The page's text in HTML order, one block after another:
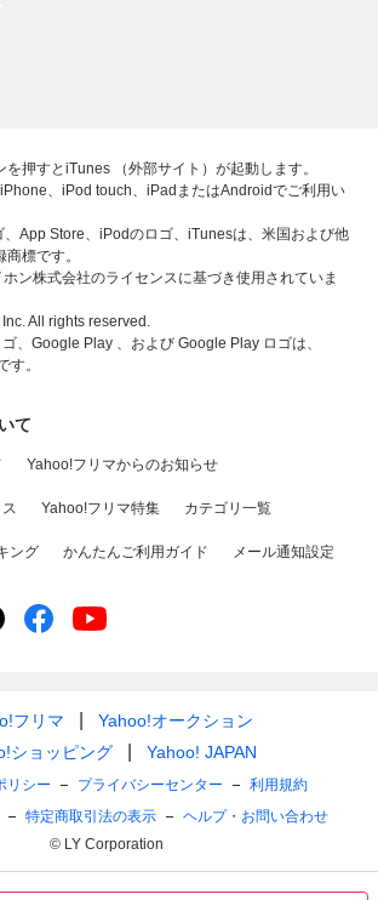
を押すとiTunes （外部サイト）が起動します。
iPhone、iPod touch、iPadまたはAndroidでご利用い
、App Store、iPodのロゴ、iTunesは、米国および他
標です。
ン株式会社のライセンスに基づき使用されていま
All rights reserved.
、Google Play 、および Google Play ロゴは、
す。
て
Yahoo!フリマからのお知らせ
Yahoo!フリマ特集 カテゴリ一覧
ング かんたんご利用ガイド メール通知設定
フリマ
Yahoo!オークション
ショッピング
Yahoo! JAPAN
リシー プライバシーセンター
利用規約
特定商取引法の表示
ヘルプ・お問い合わせ
© LY Corporation